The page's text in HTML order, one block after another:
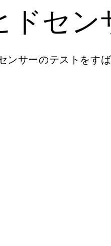
セン
サーのテストをす